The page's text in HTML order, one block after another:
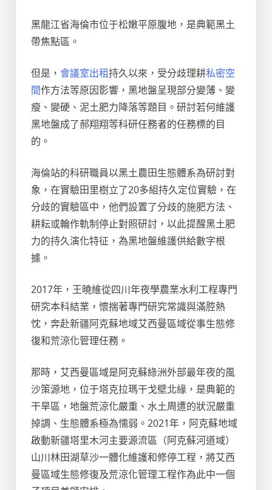
黑龍江省海倫市位于松嫩平原腹地，是典範黑土
帶焦點區。
但是， 會議室出租持久以來，受分歧理耕私密空
間作方法等原因影響，黑地盤呈現部分變薄、變
瘦、變硬、泥土肥力降落等題目。研討若何維護
黑地盤成了郝翔翔等科研任務者的任務標的目
的。
海倫站的科研職員以黑土農田生態體系為研討對
象，在實驗田里樹立了20多組持久定位實驗，在
分歧的實驗區中，他們設置了分歧的施肥方法、
耕耘或輪作軌制停止對照研討，以此提醒黑土肥
力的持久演化特征，為黑地盤維護供給數字根
據。
2017年，王曉維從四川年夜學農業水利工程專門
研究本科結業，懷揣著專門研究常識與滿腔熱
忱，奔赴新疆阿克蘇地域艾西曼區域從事生態修
復和荒涼化管理任務。
那時，艾西曼區域是阿克蘇綠洲外部最年夜的風
沙策源地，位于塔克拉瑪干戈壁北緣，是典範的
干旱區，地盤荒涼化嚴重、水土周遭的狀況嚴重
掉調、生態體系極為懦弱。2021年，阿克蘇地域
啟動新疆塔里木河主要源流區（阿克蘇河道域）
山川林田湖草沙一體化維護和修停工程，將艾西
曼區域生態修復及荒涼化管理工程作為此中一個